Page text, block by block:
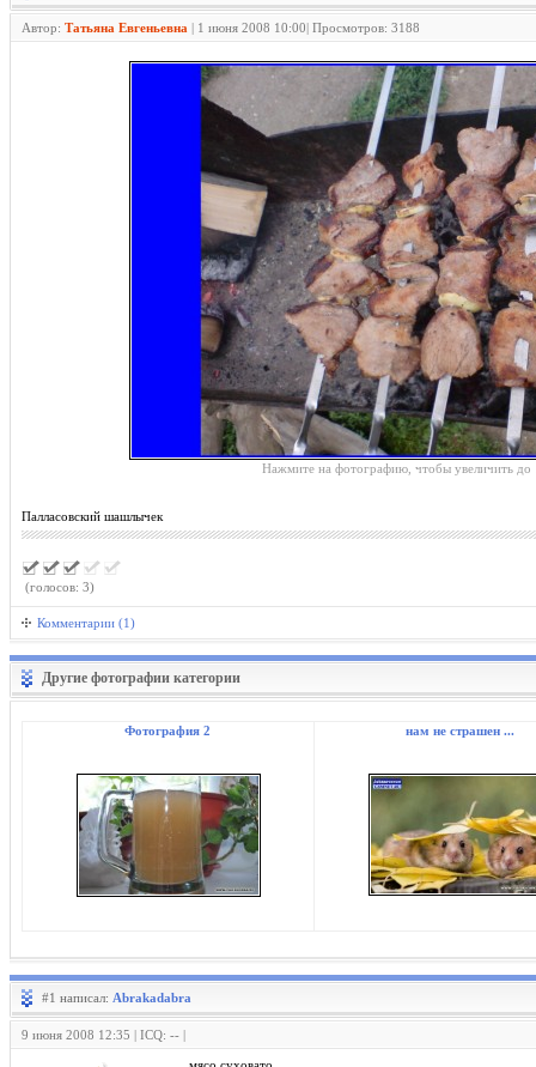
Автор: Татьяна Евгеньевна | 1 июня 2008 10:00| Просмотров: 3188
Нажмите на фотографию, чтобы увеличить
Палласовский шашлычек
(голосов: 3)
Комментарии (1)
Другие фотографии категории
Фотография 2 нам не страшен ...
#1 написал: Abrakadabra
9 июня 2008 12:35 | ICQ: -- |